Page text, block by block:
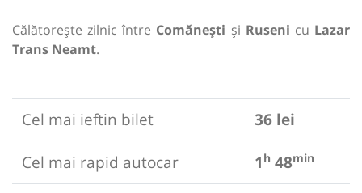
Călătorește zilnic între Comănești și Ruseni cu Lazar
Trans Neamt.
Cel mai ieftin bilet
36 lei
Cel mai rapid autocar
1 h 48min